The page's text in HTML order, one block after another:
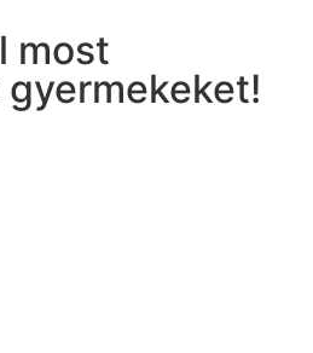
most